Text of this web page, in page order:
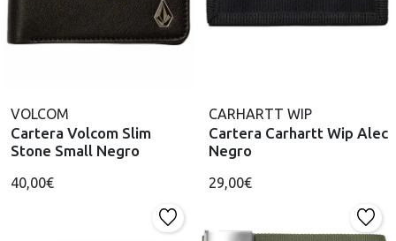
VOLCOM
Cartera Volcom Slim
Stone Small Negro
40,00€
CARHARTT WIP
Cartera Carhartt Wip Alec
Negro
29,00€